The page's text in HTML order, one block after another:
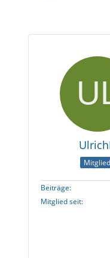
Mitglied
Beiträge
Mitglied seit